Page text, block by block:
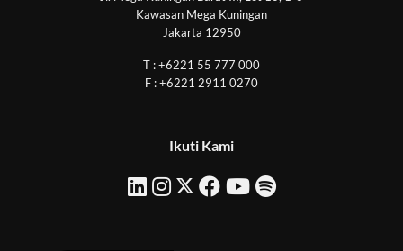
Kawasan Mega Kuningan
Jakarta 12950
T : +6221 55 777 000
F : +6221 2911 0270
Ikuti Kami